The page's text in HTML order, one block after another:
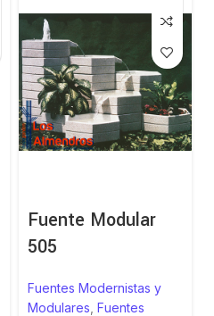
Fuente Modular
505
Fuentes Modernistas y
Modulares Fuentes